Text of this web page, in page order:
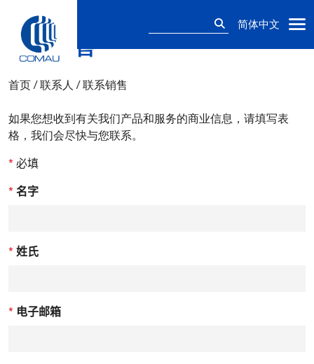
简体中文
联系销售
首页 /联系人 /联系销售
如果您想收到有关我们产品和服务的商业信息，请填写表
格，我们会尽快与您联系。
* 必填
* 名字
* 姓氏
* 电子邮箱